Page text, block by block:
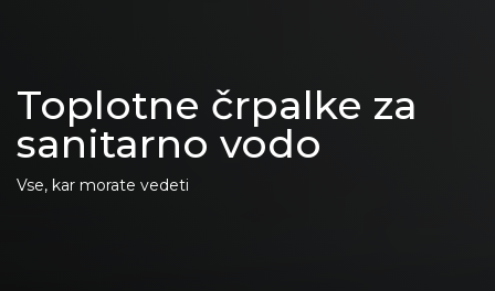
Toplotne črpalke za
sanitarno vodo
Vse, kar morate vedeti